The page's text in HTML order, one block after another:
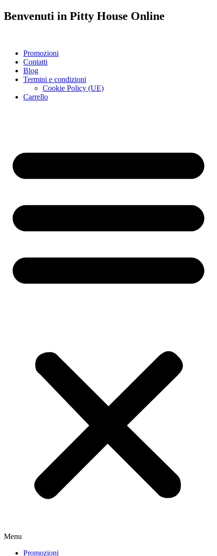
Benvenuti in Pitty House Online
Promozioni
Contatti
Blog
Termini e condizioni
Cookie Policy (UE)
Carrello
Menu
Promozioni